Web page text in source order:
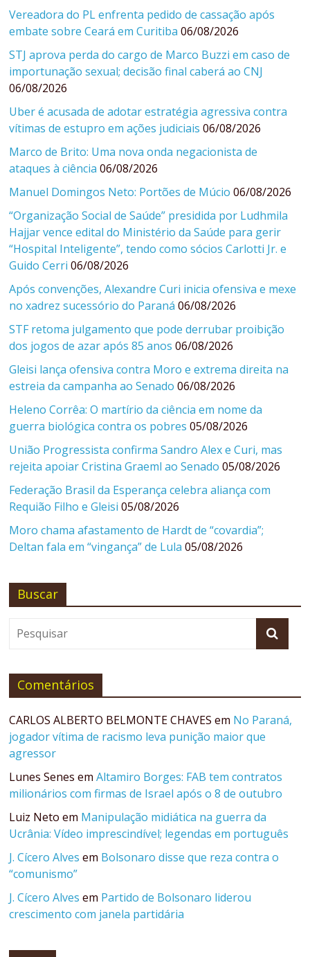
Vereadora do PL enfrenta pedido de cassação após
embate sobre Ceará em Curitiba 06/08/2026
STJ aprova perda do cargo de Marco Buzzi em caso de
importunação sexual; decisão final caberá ao CNJ
06/08/2026
Uber é acusada de adotar estratégia agressiva contra
vítimas de estupro em ações judiciais 06/08/2026
Marco de Brito: Uma nova onda negacionista de
ataques à ciência 06/08/2026
Manuel Domingos Neto: Portões de Múcio 06/08/2026
“Organização Social de Saúde” presidida por Ludhmila
Hajjar vence edital do Ministério da Saúde para gerir
“Hospital Inteligente”, tendo como sócios Carlotti Jr. e
Guido Cerri 06/08/2026
Após convenções, Alexandre Curi inicia ofensiva e mexe
no xadrez sucessório do Paraná 06/08/2026
STF retoma julgamento que pode derrubar proibição
dos jogos de azar após 85 anos 06/08/2026
Gleisi lança ofensiva contra Moro e extrema direita na
estreia da campanha ao Senado 06/08/2026
Heleno Corrêa: O martírio da ciência em nome da
guerra biológica contra os pobres 05/08/2026
União Progressista confirma Sandro Alex e Curi, mas
rejeita apoiar Cristina Graeml ao Senado 05/08/2026
Federação Brasil da Esperança celebra aliança com
Requião Filho e Gleisi 05/08/2026
Moro chama afastamento de Hardt de “covardia”;
Deltan fala em “vingança” de Lula 05/08/2026
Buscar
Comentários
CARLOS ALBERTO BELMONTE CHAVES em No Paraná,
jogador vítima de racismo leva punição maior que
agressor
Lunes Senes emAltamiro Borges: FAB tem contratos
milionários com firmas de Israel após o 8 de outubro
Luiz Neto em Manipulação midiática na guerra da
Ucrânia: Vídeo imprescindível; legendas em português
J. Cícero Alves em Bolsonaro disse que reza contra o
“comunismo”
J. Cícero Alves em Partido de Bolsonaro liderou
crescimento com janela partidária